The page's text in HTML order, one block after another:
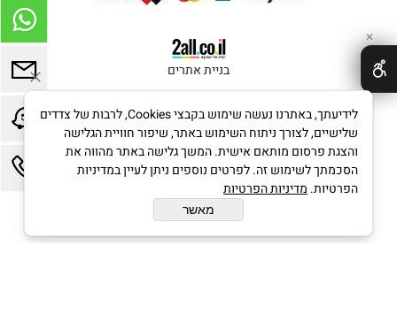
בניית אתרים
✕
לידיעתך, באתרנו נעשה שימוש בקבצי Cookies, לרבות של צדדים
שלישיים, לצורך ניתוח השימוש באתר, שיפור חוויית הגלישה
והצגת פרסום מותאם אישית. המשך גלישה באתר מהווה את
הסכמתך לשימוש זה. לפרטים נוספים ניתן לעיין במדיניות
הפרטיות. מדיניות הפרטיות
מאשר